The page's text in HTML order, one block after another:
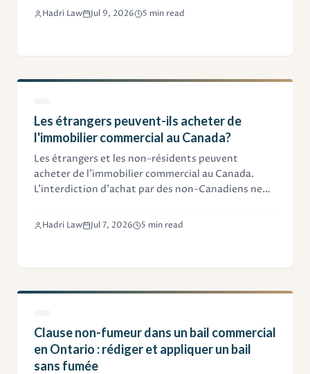
l'incitation à la violation et le délit de moyens
Hadri Law Jul 9, 2026 5 min read
Les étrangers peuvent-ils acheter de
l'immobilier commercial au Canada?
Les étrangers et les non-résidents peuvent
acheter de l'immobilier commercial au Canada.
L'interdiction d'achat par des non-Canadiens ne
logements ou moins. Ce guide explique les règles
Hadri Law Jul 7, 2026 5 min read
Clause non-fumeur dans un bail commercial
en Ontario : rédiger et appliquer un bail
sans fumée